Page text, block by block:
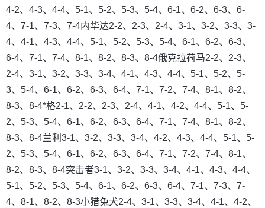
4-2、4-3、4-4、5-1、5-2、5-3、5-4、6-1、6-2、6-3、6-
4、7-1、7-3、7-4内华达2-2、2-3、2-4、3-1、3-2、3-3、3-
4、4-1、4-3、4-4、5-1、5-2、5-3、5-4、6-1、6-2、6-3、
6-4、7-1、7-4、8-1、8-2、8-3、8-4俄克拉荷马2-2、2-3、
2-4、3-1、3-2、3-3、3-4、4-1、4-3、4-4、5-1、5-2、5-
3、5-4、6-1、6-2、6-3、6-4、7-1、7-2、7-4、8-1、8-2、
8-3、8-4*格2-1、2-2、2-3、2-4、4-1、4-2、4-4、5-1、5-
2、5-3、5-4、6-1、6-2、6-3、6-4、7-1、7-4、8-1、8-2、
8-3、8-4兰利3-1、3-2、3-3、3-4、4-2、4-3、4-4、5-1、5-
2、5-3、5-4、6-1、6-2、6-3、6-4、7-1、7-2、7-4、8-1、
8-2、8-3、8-4突击者3-1、3-2、3-3、3-4、4-1、4-3、4-4、
5-1、5-2、5-3、5-4、6-1、6-2、6-3、6-4、7-1、7-3、7-
4、8-1、8-2、8-3小猎兔犬2-4、3-1、3-3、3-4、4-1、4-2、